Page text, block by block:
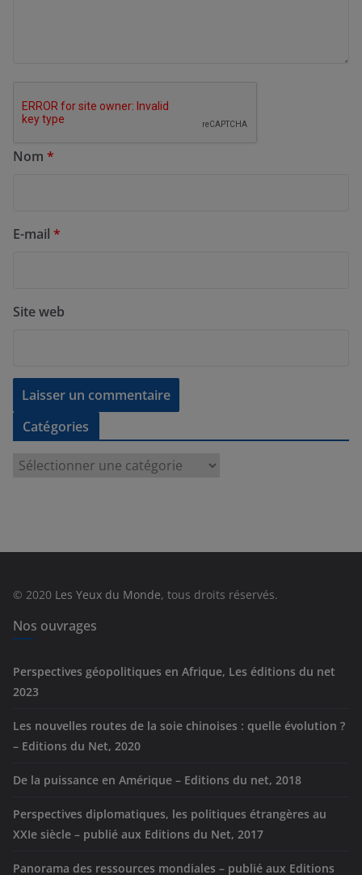
Nom *
E-mail *
Site web
Catégories
e
© 2020 Les Yeux du Monde, tous droits réservés.
Nos ouvrages
Perspectives géopolitiques en Afrique, Les éditions du net
2023
Les nouvelles routes de la soie chinoises : quelle évolution ?
– Editions du Net, 2020
De la puissance en Amérique – Editions du net, 2018
Perspectives diplomatiques, les politiques étrangères au
XXIe siècle – publié aux Editions du Net, 2017
Panorama des ressources mondiales – publié aux Editions